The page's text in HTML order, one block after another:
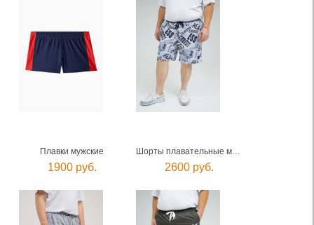
Плавки мужские
1900 руб.
Шорты плавательные мужские
2600 руб.